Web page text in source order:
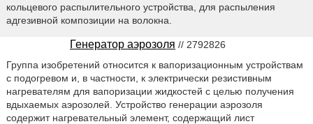
кольцевого распылительного устройства, для распыления
адгезивной композиции на волокна.
Генератор аэрозоля // 2792826
Группа изобретений относится к вапоризационным устройствам
с подогревом и, в частности, к электрически резистивным
нагревателям для вапоризации жидкостей с целью получения
вдыхаемых аэрозолей. Устройство генерации аэрозоля
содержит нагревательный элемент, содержащий лист